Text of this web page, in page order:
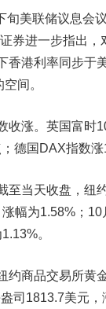
美联储议息会议
券进一步指出
香港利率同步于
间。
涨。英国富时
德国DAX指数涨
当天收盘，纽约
幅为1.58%；
。
商品交易所黄金
司1813.7美元，